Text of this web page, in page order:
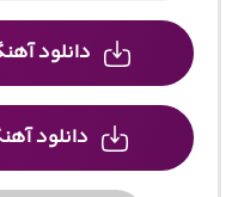
دانلود
دانلود